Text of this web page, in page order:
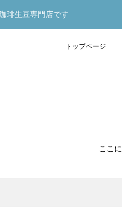
琲生豆専門店です
トップページ
ここ